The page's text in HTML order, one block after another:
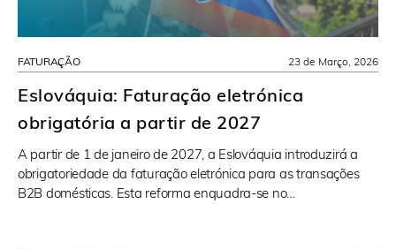
FATURAÇÃO
Eslováquia: Faturação eletrónica
obrigatória a partir de 2027
A partir de 1 de janeiro de 2027, a Eslováquia introduzirá a
obrigatoriedade da faturação eletrónica para as transações
B2B domésticas. Esta reforma enquadra-se no…
23 de Março, 2026